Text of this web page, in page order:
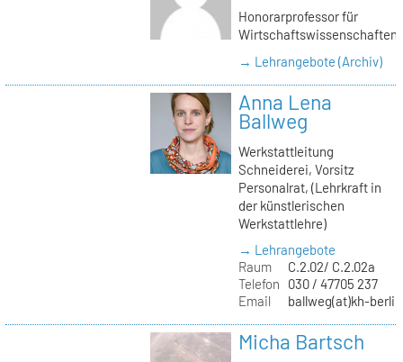
Honorarprofessor für
Wirtschaftswissenschaften
→ Lehrangebote (Archiv)
Anna Lena
Ballweg
Werkstattleitung
Schneiderei, Vorsitz
Personalrat, (Lehrkraft in
der künstlerischen
Werkstattlehre)
→ Lehrangebote
Raum
C.2.02/ C.2.02a
Telefon
030 / 47705 237
Email
ballweg(at)kh-
Micha Bartsch